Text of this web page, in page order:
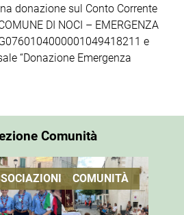
donazione sul Conto Corrente
DI NOCI – EMERGENZA
e
“Donazione Emergenza
Comunità
COMUNITÀ